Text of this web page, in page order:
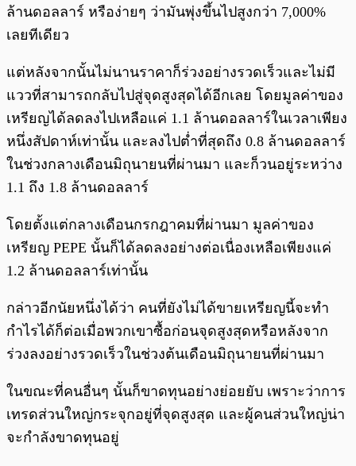
ล้านดอลลาร์ หรือง่ายๆ ว่ามันพุ่งขึ้นไปสูงกว่า 7,000%
เลยทีเดียว
แต่หลังจากนั้นไม่นานราคาก็ร่วงอย่างรวดเร็วและไม่มี
แววที่สามารถกลับไปสู่จุดสูงสุดได้อีกเลย โดยมูลค่าของ
เหรียญได้ลดลงไปเหลือแค่ 1.1 ล้านดอลลาร์ในเวลาเพียง
หนึ่งสัปดาห์เท่านั้น และลงไปต่ำที่สุดถึง 0.8 ล้านดอลลาร์
ในช่วงกลางเดือนมิถุนายนที่ผ่านมา และก็วนอยู่ระหว่าง
1.1 ถึง 1.8 ล้านดอลลาร์
โดยตั้งแต่กลางเดือนกรกฎาคมที่ผ่านมา มูลค่าของ
เหรียญ PEPE นั้นก็ได้ลดลงอย่างต่อเนื่องเหลือเพียงแค่
1.2 ล้านดอลลาร์เท่านั้น
กล่าวอีกนัยหนึ่งได้ว่า คนที่ยังไม่ได้ขายเหรียญนี้จะทำ
กำไรได้ก็ต่อเมื่อพวกเขาซื้อก่อนจุดสูงสุดหรือหลังจาก
ร่วงลงอย่างรวดเร็วในช่วงต้นเดือนมิถุนายนที่ผ่านมา
ในขณะที่คนอื่นๆ นั้นก็ขาดทุนอย่างย่อยยับ เพราะว่าการ
เทรดส่วนใหญ่กระจุกอยู่ที่จุดสูงสุด และผู้คนส่วนใหญ่น่า
จะกำลังขาดทุนอยู่